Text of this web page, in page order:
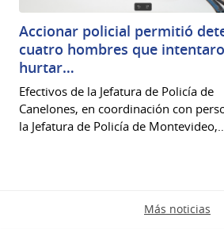
Accionar policial permitió
cuatro hombres que
hurtar…
Efectivos de la Jefatura de Policía de
Canelones, en coordinación con
la Jefatura de Policía de Montevideo,…
Más noticias